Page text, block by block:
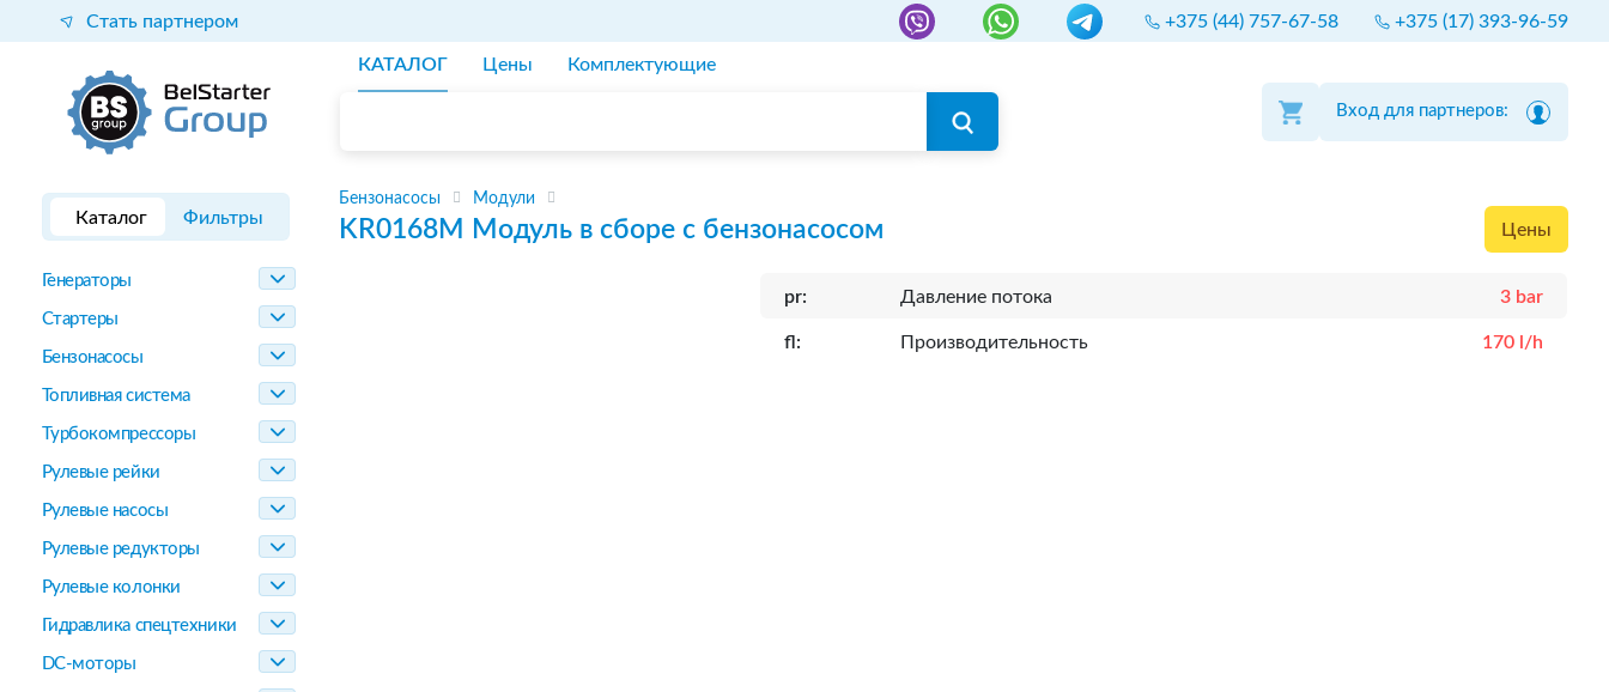
Стать партнером +375 (44) 757-67-58 +375 (17) 393-96-59
КАТАЛОГ Цены Комплектующие
Вход для партнеров:
Каталог Фильтры
Генераторы
Стартеры
Бензонасосы
Топливная система
Турбокомпрессоры
Рулевые рейки
Рулевые насосы
Рулевые редукторы
Рулевые колонки
Гидравлика спецтехники
DC-моторы
Бензонасосы Модули
KR0168M Модуль в сборе с бензонасосом Цены
pr: Давление потока 3 bar
fl: Производительность 170 l/h